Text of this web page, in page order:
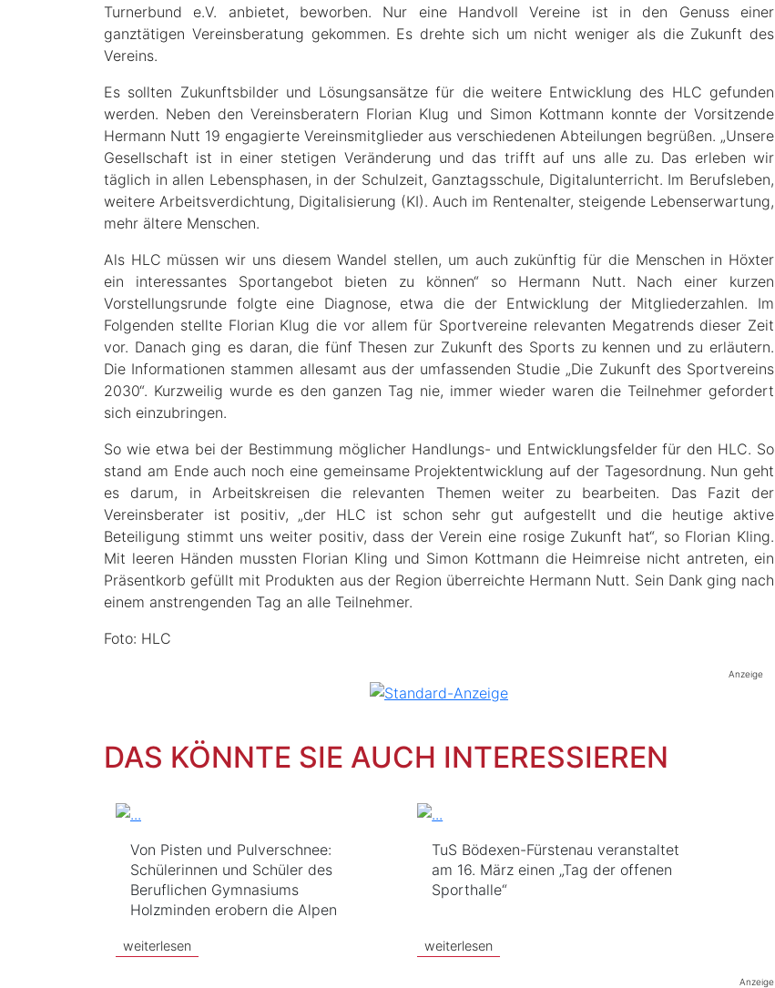
Turnerbund e.V. anbietet, beworben. Nur eine Handvoll Vereine ist in den Genuss einer
ganztätigen Vereinsberatung gekommen. Es drehte sich um nicht weniger als die Zukunft des
Vereins.
Es sollten Zukunftsbilder und Lösungsansätze für die weitere Entwicklung des HLC gefunden
werden. Neben den Vereinsberatern Florian Klug und Simon Kottmann konnte der Vorsitzende
Hermann Nutt 19 engagierte Vereinsmitglieder aus verschiedenen Abteilungen begrüßen. „Unsere
Gesellschaft ist in einer stetigen Veränderung und das trifft auf uns alle zu. Das erleben wir
täglich in allen Lebensphasen, in der Schulzeit, Ganztagsschule, Digitalunterricht. Im Berufsleben,
weitere Arbeitsverdichtung, Digitalisierung (KI). Auch im Rentenalter, steigende Lebenserwartung,
mehr ältere Menschen.
Als HLC müssen wir uns diesem Wandel stellen, um auch zukünftig für die Menschen in Höxter
ein interessantes Sportangebot bieten zu können“ so Hermann Nutt. Nach einer kurzen
Vorstellungsrunde folgte eine Diagnose, etwa die der Entwicklung der Mitgliederzahlen. Im
Folgenden stellte Florian Klug die vor allem für Sportvereine relevanten Megatrends dieser Zeit
vor. Danach ging es daran, die fünf Thesen zur Zukunft des Sports zu kennen und zu erläutern.
Die Informationen stammen allesamt aus der umfassenden Studie „Die Zukunft des Sportvereins
2030“. Kurzweilig wurde es den ganzen Tag nie, immer wieder waren die Teilnehmer gefordert
sich einzubringen.
So wie etwa bei der Bestimmung möglicher Handlungs- und Entwicklungsfelder für den HLC. So
stand am Ende auch noch eine gemeinsame Projektentwicklung auf der Tagesordnung. Nun geht
es darum, in Arbeitskreisen die relevanten Themen weiter zu bearbeiten. Das Fazit der
Vereinsberater ist positiv, „der HLC ist schon sehr gut aufgestellt und die heutige aktive
Beteiligung stimmt uns weiter positiv, dass der Verein eine rosige Zukunft hat“, so Florian Kling.
Mit leeren Händen mussten Florian Kling und Simon Kottmann die Heimreise nicht antreten, ein
Präsentkorb gefüllt mit Produkten aus der Region überreichte Hermann Nutt. Sein Dank ging nach
einem anstrengenden Tag an alle Teilnehmer.
Foto: HLC
Anzeige
DAS KÖNNTE SIE AUCH INTERESSIEREN
Von Pisten und Pulverschnee:
Schülerinnen und Schüler des
Beruflichen Gymnasiums
Holzminden erobern die Alpen
weiterlesen
TuS Bödexen-Fürstenau veranstaltet
am 16. März einen „Tag der offenen
Sporthalle“
weiterlesen
Anzeige